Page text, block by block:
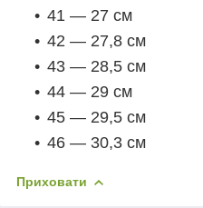
41 — 27 см
42 — 27,8 см
43 — 28,5 см
44 — 29 см
45 — 29,5 см
46 — 30,3 см
Приховати